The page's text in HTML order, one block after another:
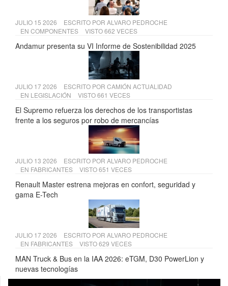
JULIO 15 2026 ESCRITO POR ALVARO PEDROCHE
EN COMPONENTES VISTO 662 VECES
Andamur presenta su VI Informe de Sostenibilidad 2025
JULIO 17 2026 ESCRITO POR CAMIÓN ACTUALIDAD
EN LEGISLACIÓN VISTO 661 VECES
El Supremo refuerza los derechos de los transportistas
frente a los seguros por robo de mercancías
JULIO 13 2026 ESCRITO POR ALVARO PEDROCHE
EN FABRICANTES VISTO 651 VECES
Renault Master estrena mejoras en confort, seguridad y
gama E-Tech
JULIO 17 2026 ESCRITO POR ALVARO PEDROCHE
EN FABRICANTES VISTO 629 VECES
MAN Truck & Bus en la IAA 2026: eTGM, D30 PowerLion y
nuevas tecnologías